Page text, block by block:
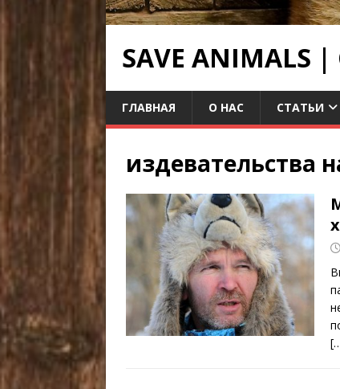
SAVE
ГЛАВНАЯ О НАС СТАТЬИ
издевательства